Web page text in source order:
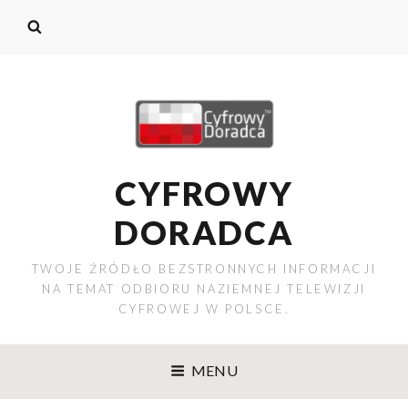
CYFROWY
DORADCA
TWOJE ŹRÓDŁO BEZSTRONNYCH INFORMACJI
NA TEMAT ODBIORU NAZIEMNEJ TELEWIZJI
CYFROWEJ W POLSCE.
MENU